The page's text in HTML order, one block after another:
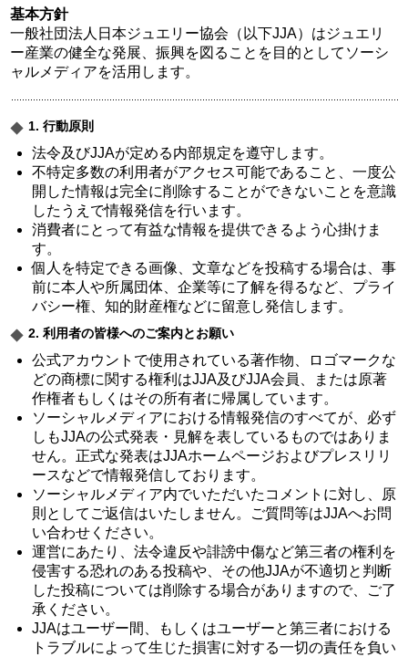
基本方針
一般社団法人日本ジュエリー協会（以下JJA）はジュエリ
ー産業の健全な発展、振興を図ることを目的としてソーシ
ャルメディアを活用します。
1. 行動原則
法令及びJJAが定める内部規定を遵守します。
不特定多数の利用者がアクセス可能であること、一度公
開した情報は完全に削除することができないことを意識
したうえで情報発信を行います。
消費者にとって有益な情報を提供できるよう心掛けま
す。
個人を特定できる画像、文章などを投稿する場合は、事
前に本人や所属団体、企業等に了解を得るなど、プライ
バシー権、知的財産権などに留意し発信します。
2. 利用者の皆様へのご案内とお願い
公式アカウントで使用されている著作物、ロゴマークな
どの商標に関する権利はJJA及びJJA会員、または原著
作権者もしくはその所有者に帰属しています。
ソーシャルメディアにおける情報発信のすべてが、必ず
しもJJAの公式発表・見解を表しているものではありま
せん。正式な発表はJJAホームページおよびプレスリリ
ースなどで情報発信しております。
ソーシャルメディア内でいただいたコメントに対し、原
則としてご返信はいたしません。ご質問等はJJAへお問
い合わせください。
運営にあたり、法令違反や誹謗中傷など第三者の権利を
侵害する恐れのある投稿や、その他JJAが不適切と判断
した投稿については削除する場合がありますので、ご了
承ください。
JJAはユーザー間、もしくはユーザーと第三者における
トラブルによって生じた損害に対する一切の責任を負い